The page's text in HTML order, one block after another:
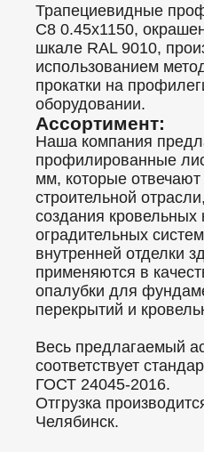
Трапециевидные
C8 0.45x1150,
шкале RAL 9010,
использованием
прокатки на
оборудовании.
Ассортимент:
Наша компания
профилированные
мм, которые
строительной
создания кровельных
оградительных
внутренней отделки
применяются в
опалубки для
перекрытий и
Весь предлагаемый
соответствует
ГОСТ 24045-2016.
Отгрузка
Челябинск.